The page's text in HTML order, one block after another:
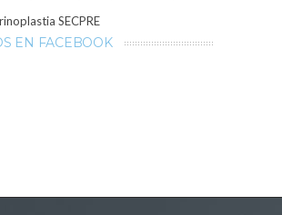
rinoplastia SECPRE
EN FACEBOOK